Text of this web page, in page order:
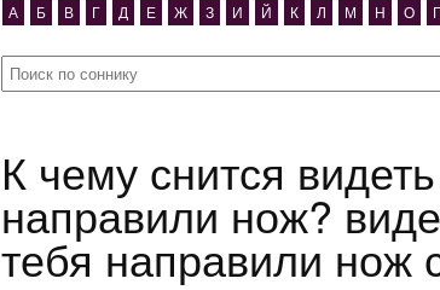
А Б В Г Д Е Ж З И Й К Л М Н О
К чему снится видеть как на тебя
направили нож?
тебя направили нож